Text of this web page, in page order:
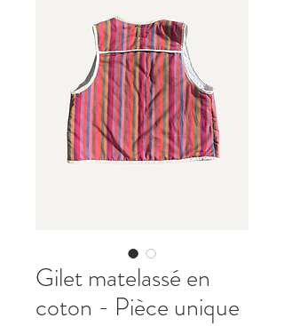
Gilet matelassé en
coton - Pièce unique